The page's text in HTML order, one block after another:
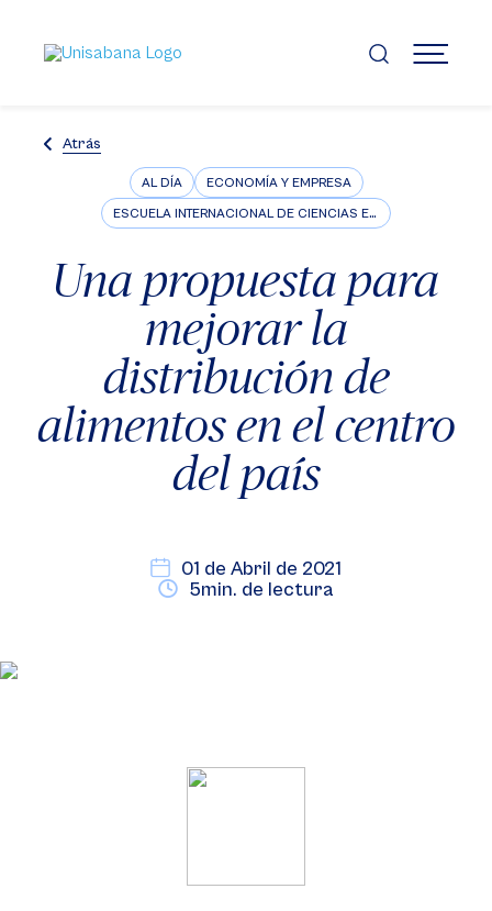
contenido
principal
MENÚ
Atrás
AL DÍA ECONOMÍA Y EMPRESA
ESCUELA INTERNACIONAL DE CIENCIAS ECONÓMICAS Y ADMINISTRATIVAS
Una propuesta para
mejorar la
distribución de
alimentos en el centro
del país
01 de Abril de 2021
5min. de lectura